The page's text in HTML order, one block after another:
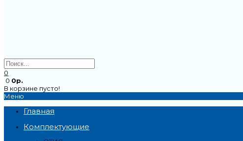
0
0 0р.
В корзине пусто!
Меню
Главная
Комплектующие